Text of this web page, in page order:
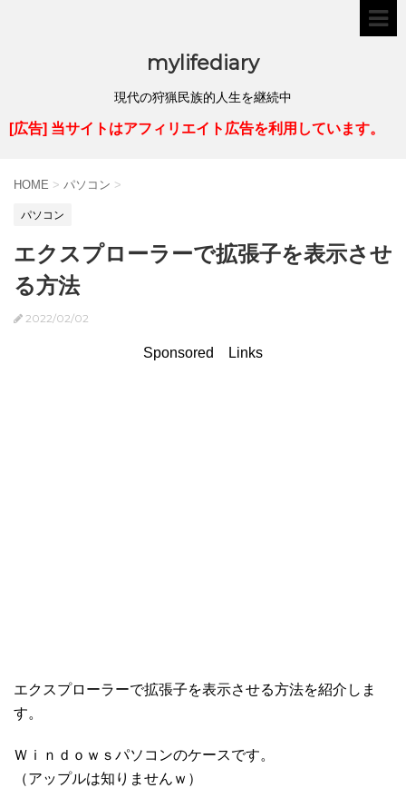
mylifediary
現代の狩猟民族的人生を継続中
[広告] 当サイトはアフィリエイト広告を利用しています。
HOME > パソコン >
パソコン
エクスプローラーで拡張子を表示させ
る方法
2022/02/02
Sponsored Links
エクスプローラーで拡張子を表示させる方法を紹介しま
す。
Ｗｉｎｄｏｗｓパソコンのケースです。
（アップルは知りませんｗ）